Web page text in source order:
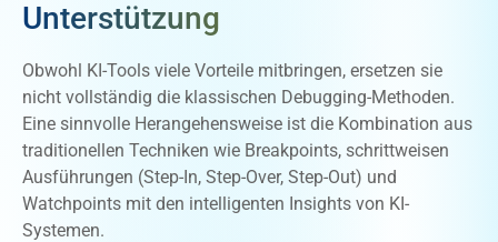
Unterstützung
Obwohl KI-Tools viele Vorteile mitbringen, ersetzen sie
nicht vollständig die klassischen Debugging-Methoden.
Eine sinnvolle Herangehensweise ist die Kombination aus
traditionellen Techniken wie Breakpoints, schrittweisen
Ausführungen (Step-In, Step-Over, Step-Out) und
Watchpoints mit den intelligenten Insights von KI-
Systemen.